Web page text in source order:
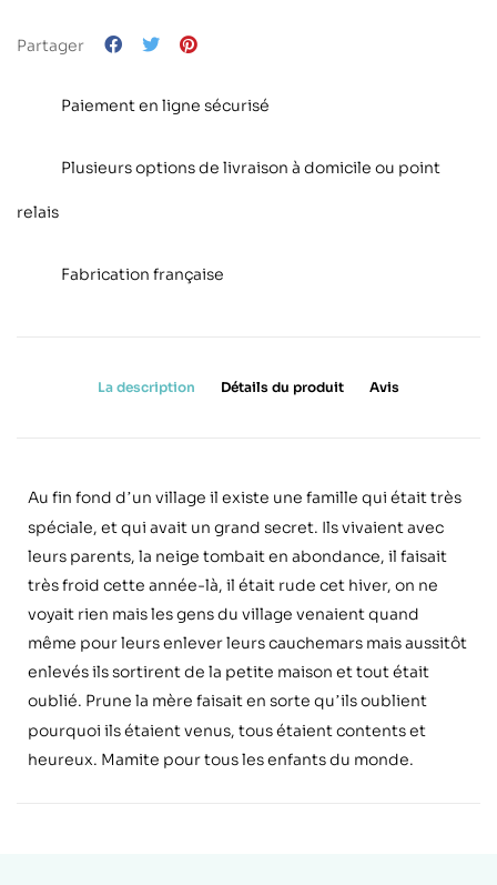
Partager
Paiement en ligne sécurisé
Plusieurs options de livraison à domicile ou point
relais
Fabrication française
La description Détails du produit Avis
Au fin fond d’un village il existe une famille qui était très
spéciale, et qui avait un grand secret. Ils vivaient avec
leurs parents, la neige tombait en abondance, il faisait
très froid cette année-là, il était rude cet hiver, on ne
voyait rien mais les gens du village venaient quand
même pour leurs enlever leurs cauchemars mais aussitôt
enlevés ils sortirent de la petite maison et tout était
oublié. Prune la mère faisait en sorte qu’ils oublient
pourquoi ils étaient venus, tous étaient contents et
heureux. Mamite pour tous les enfants du monde.